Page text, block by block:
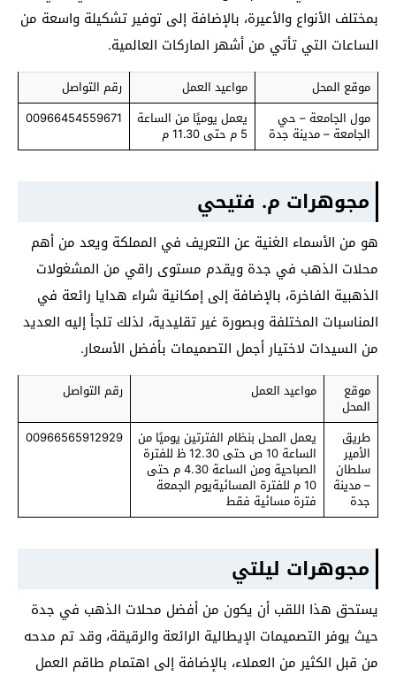
بمختلف الأنواع والأعيرة، بالإضافة إلى توفير تشكيلة واسعة من
الساعات التي تأتي من أشهر الماركات العالمية.
موقع المحل مواعيد العمل
رقم التواصل
مول الجامعة – حي
الجامعة – مدينة جدة
يعمل يوميًا من الساعة
5 م حتى 11.30 م
00966454559671
مجوهرات م. فتيحي
هو من الأسماء الغنية عن التعريف في المملكة ويعد من أهم
محلات الذهب في جدة ويقدم مستوى راقي من المشغولات
الذهبية الفاخرة، بالإضافة إلى إمكانية شراء هدايا رائعة في
المناسبات المختلفة وبصورة غير تقليدية، لذلك تلجأ إليه العديد
من السيدات لاختيار أجمل التصميمات بأفضل الأسعار.
موقع
المحل
مواعيد العمل رقم التواصل
طريق
الأمير
سلطان
– مدينة
جدة
يعمل المحل بنظام الفترتين يوميًا من
الساعة 10 ص حتى 12.30 ظ للفترة
الصباحية ومن الساعة 4.30 م حتى
10 م للفترة المسائيةيوم الجمعة
فترة مسائية فقط
00966565912929
مجوهرات ليلتي
يستحق هذا اللقب أن يكون من أفضل محلات الذهب في جدة
حيث يوفر التصميمات الإيطالية الرائعة والرقيقة، وقد تم مدحه
من قبل الكثير من العملاء، بالإضافة إلى اهتمام طاقم العمل